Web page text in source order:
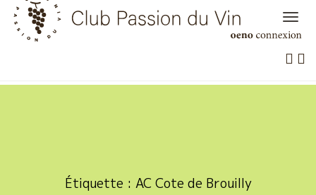
Skip
content
Étiquette : AC Cote de Brouilly